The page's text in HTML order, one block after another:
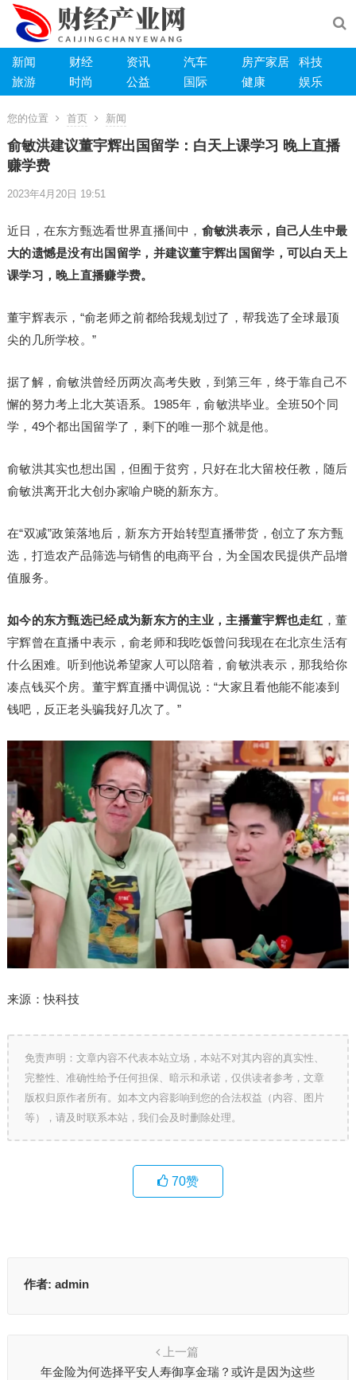
新闻 财经 资讯 汽车 房产家居
科技
旅游
时尚 公益 国际 健康 娱乐
您的位置 首页 新闻
俞敏洪建议董宇辉出国留学：白天上课学习 晚上直播
赚学费
2023年4月20日 19:51
近日，在东方甄选看世界直播间中， 俞敏洪表示，自己人生中最
大的遗憾是没有出国留学，并建议董宇辉出国留学，可以白天上
课学习，晚上直播赚学费。
董宇辉表示，“俞老师之前都给我规划过了，帮我选了全球最顶
尖的几所学校。”
据了解，俞敏洪曾经历两次高考失败，到第三年，终于靠自己不
懈的努力考上北大英语系。1985年，俞敏洪毕业。全班50个同
学，49个都出国留学了，剩下的唯一那个就是他。
俞敏洪其实也想出国，但囿于贫穷，只好在北大留校任教，随后
俞敏洪离开北大创办家喻户晓的新东方。
在“双减”政策落地后，新东方开始转型直播带货，创立了东方甄
选，打造农产品筛选与销售的电商平台，为全国农民提供产品增
值服务。
如今的东方甄选已经成为新东方的主业，主播董宇辉也走红 ，董
宇辉曾在直播中表示，俞老师和我吃饭曾问我现在在北京生活有
什么困难。听到他说希望家人可以陪着，俞敏洪表示，那我给你
凑点钱买个房。董宇辉直播中调侃说：“大家且看他能不能凑到
钱吧，反正老头骗我好几次了。”
来源：快科技
免责声明：文章内容不代表本站立场，本站不对其内容的真实性、
完整性、准确性给予任何担保、暗示和承诺，仅供读者参考，文章
版权归原作者所有。如本文内容影响到您的合法权益（内容、图片
等），请及时联系本站，我们会及时删除处理。
70赞
作者: admin
上一篇
年金险为何选择平安人寿御享金瑞？或许是因为这些